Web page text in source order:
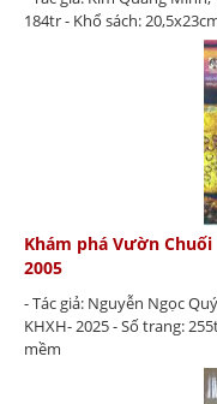
184tr - Khổ sách:
Khám phá Vườn
2005
- Tác giả: Nguyễn Ngọc
KHXH- 2025 - Số trang:
mềm